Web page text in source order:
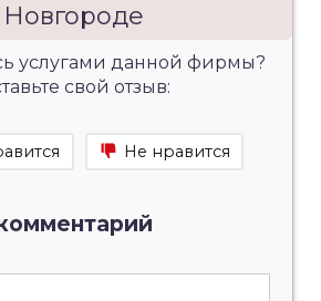
Новгороде
услугами данной фирмы?
свой отзыв:
Не нравится